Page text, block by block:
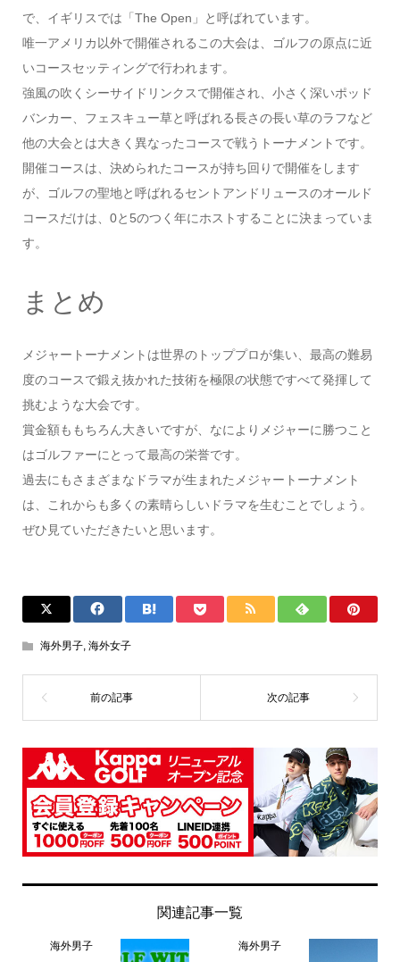
で、イギリスでは「The Open」と呼ばれています。
唯一アメリカ以外で開催されるこの大会は、ゴルフの原点に近
いコースセッティングで行われます。
強風の吹くシーサイドリンクスで開催され、小さく深いポッド
バンカー、フェスキュー草と呼ばれる長さの長い草のラフなど
他の大会とは大きく異なったコースで戦うトーナメントです。
開催コースは、決められたコースが持ち回りで開催をします
が、ゴルフの聖地と呼ばれるセントアンドリュースのオールド
コースだけは、0と5のつく年にホストすることに決まっていま
す。
まとめ
メジャートーナメントは世界のトッププロが集い、最高の難易
度のコースで鍛え抜かれた技術を極限の状態ですべて発揮して
挑むような大会です。
賞金額ももちろん大きいですが、なによりメジャーに勝つこと
はゴルファーにとって最高の栄誉です。
過去にもさまざまなドラマが生まれたメジャートーナメント
は、これからも多くの素晴らしいドラマを生むことでしょう。
ぜひ見ていただきたいと思います。
海外男子, 海外女子
関連記事一覧
海外男子 海外男子